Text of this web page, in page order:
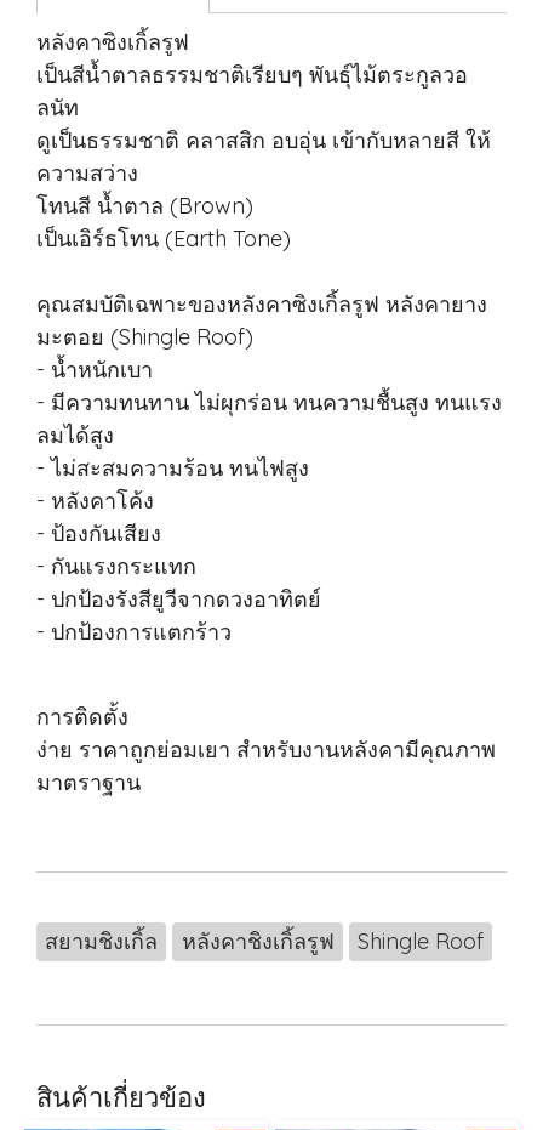
หลังคาซิงเกิ้ลรูฟ
เป็นสีน้ำตาลธรรมชาติเรียบๆ พันธ์ุไม้ตระกูลวอ
ลนัท
ดูเป็นธรรมชาติ คลาสสิก อบอุ่น เข้ากับหลายสี ให้
ความสว่าง
โทนสี น้ำตาล (Brown)
เป็นเอิร์ธโทน (Earth Tone)
คุณสมบัติเฉพาะของหลังคาซิงเกิ้ลรูฟ หลังคายาง
มะตอย (Shingle Roof)
- น้ำหนักเบา
- มีความทนทาน ไม่ผุกร่อน ทนความชื้นสูง ทนแรง
ลมได้สูง
- ไม่สะสมความร้อน ทนไฟสูง
- หลังคาโค้ง
- ป้องกันเสียง
- กันแรงกระแทก
- ปกป้องรังสียูวีจากดวงอาทิตย์
- ปกป้องการแตกร้าว
การติดตั้ง
ง่าย ราคาถูกย่อมเยา สำหรับงานหลังคามีคุณภาพ
มาตราฐาน
สยามชิงเกิ้ล หลังคาชิงเกิ้ลรูฟ Shingle Roof
สินค้าเกี่ยวข้อง